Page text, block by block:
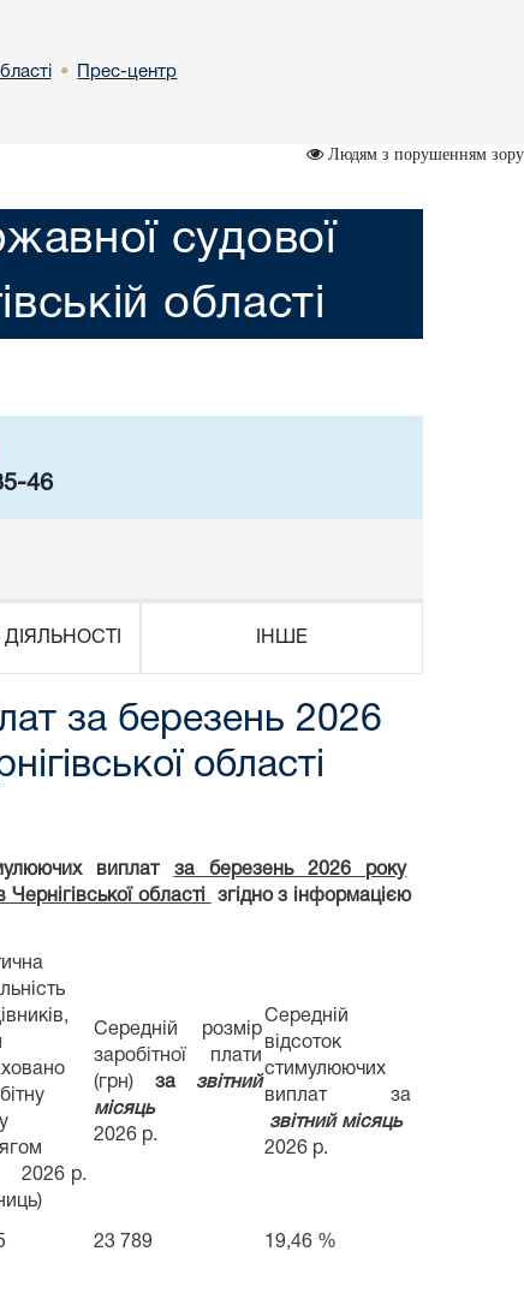
• Прес-центр
Людям з порушенням зору
судової
областi
46
ІНШЕ
за березень 2026
області
виплат за березень 2026 року
області
згідно з інформацією
р.
Середній розмір
заробітної плати
(грн) за звітний
місяць
2026 р.
Середній
відсоток
стимулюючих
виплат за
звітний місяць
2026 р.
23 789 19,46 %